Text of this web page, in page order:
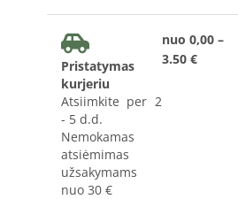
Pristatymas
kurjeriu
Atsiimkite per 2
- 5 d.d.
Nemokamas
atsiėmimas
užsakymams
nuo 30 €
nuo 0,00 –
3.50 €